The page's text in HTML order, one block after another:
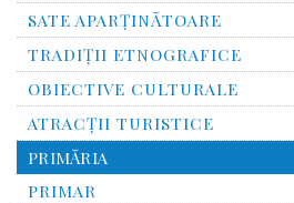
SATE APARȚINĂTOARE
TRADIȚII ETNOGRAFICE
OBIECTIVE CULTURALE
ATRACȚII TURISTICE
PRIMĂRIA
PRIMAR